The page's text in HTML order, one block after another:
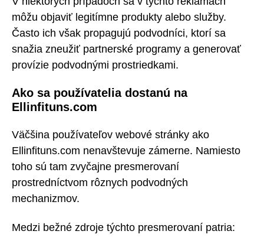
môžu objaviť legitímne produkty alebo služby.
Často ich však propagujú podvodníci, ktorí sa
snažia zneužiť partnerské programy a generovať
provízie podvodnými prostriedkami.
Ako sa používatelia dostanú na
Ellinfituns.com
Väčšina používateľov webové stránky ako
Ellinfituns.com nenavštevuje zámerne. Namiesto
toho sú tam zvyčajne presmerovaní
prostredníctvom rôznych podvodných
mechanizmov.
Medzi bežné zdroje týchto presmerovaní patria: